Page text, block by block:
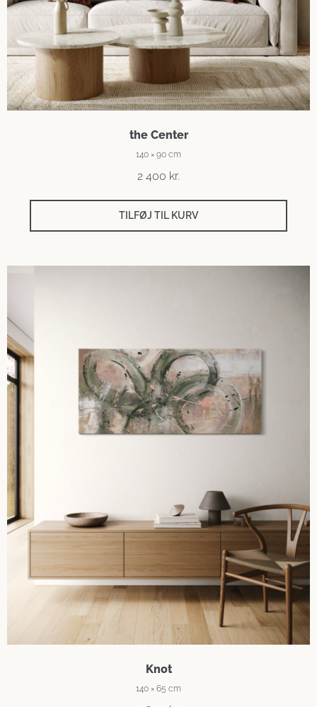
the Center
140 × 90 cm
2 400 kr.
TILFØJ TIL KURV
Knot
140 × 65 cm